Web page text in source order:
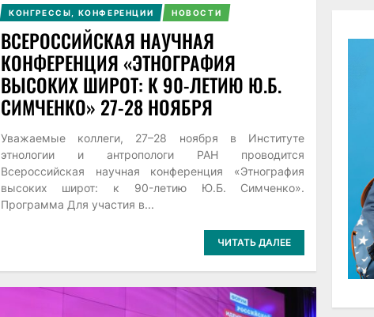
КОНГРЕССЫ, КОНФЕРЕНЦИИ НОВОСТИ
ВСЕРОССИЙСКАЯ НАУЧНАЯ
КОНФЕРЕНЦИЯ «ЭТНОГРАФИЯ
ВЫСОКИХ ШИРОТ: К 90-ЛЕТИЮ Ю.Б.
СИМЧЕНКО» 27-28 НОЯБРЯ
Уважаемые коллеги, 27–28 ноября в Институте
этнологии и антропологи РАН проводится
Всероссийская научная конференция «Этнография
высоких широт: к 90-летию Ю.Б. Симченко».
Программа Для участия в...
ЧИТАТЬ ДАЛЕЕ